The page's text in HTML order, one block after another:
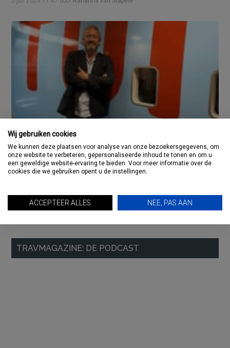
Arjan Kers (TUI) benoemd tot
bestuurslid Thuiswinkel.org
« Vorige pagina Volgende pagina »
Primaire
Sidebar
TRAVMAGAZINE: DE PODCAST
Wij gebruiken cookies
We kunnen deze plaatsen voor analyse van onze bezoekersgegevens, om
onze website te verbeteren, gepersonaliseerde inhoud te tonen en om u
een geweldige website-ervaring te bieden. Voor meer informatie over de
cookies die we gebruiken opent u de instellingen.
ACCEPTEER ALLES NEE, PAS AAN